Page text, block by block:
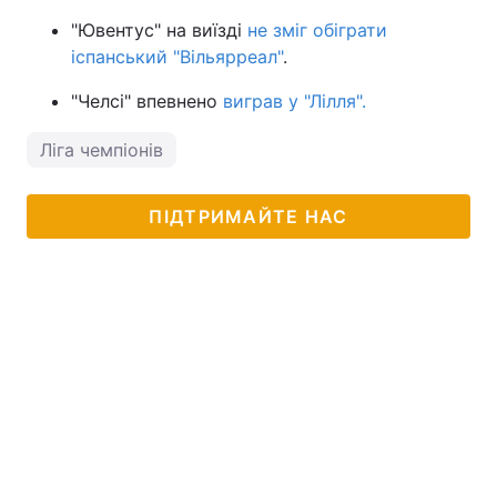
"Ювентус" на виїзді не зміг обіграти
іспанський "Вільярреал".
"Челсі" впевнено виграв у "Лілля".
Ліга чемпіонів
ПІДТРИМАЙТЕ НАС